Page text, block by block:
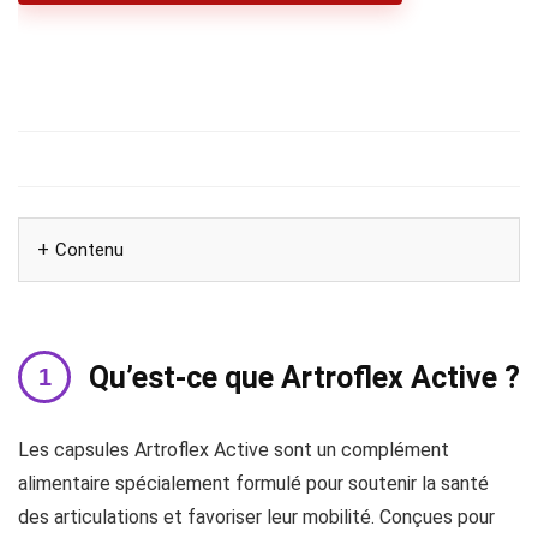
Contenu
Qu’est-ce que Artroflex Active ?
Les capsules Artroflex Active sont un complément
alimentaire spécialement formulé pour soutenir la santé
des articulations et favoriser leur mobilité. Conçues pour